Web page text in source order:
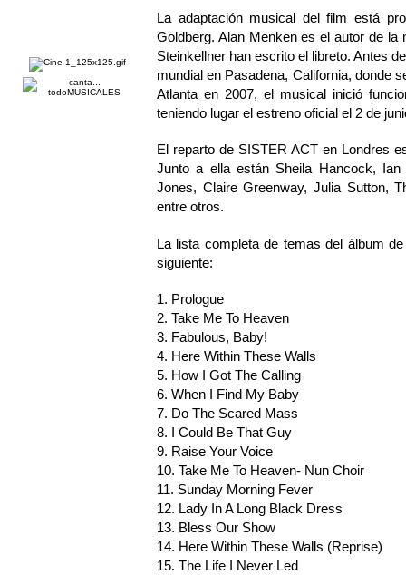
La adaptación musical del film está
Goldberg. Alan Menken es el autor de
Steinkellner han escrito el libreto. Antes
mundial en Pasadena, California, donde
Atlanta en 2007, el musical inició
teniendo lugar el estreno oficial el 2 de
El reparto de SISTER ACT en Londres
Junto a ella están Sheila Hancock,
Jones, Claire Greenway, Julia Sutton,
entre otros.
La lista completa de temas del álbum
siguiente:
1. Prologue
2. Take Me To Heaven
3. Fabulous, Baby!
4. Here Within These Walls
5. How I Got The Calling
6. When I Find My Baby
7. Do The Scared Mass
8. I Could Be That Guy
9. Raise Your Voice
10. Take Me To Heaven- Nun Choir
11. Sunday Morning Fever
12. Lady In A Long Black Dress
13. Bless Our Show
14. Here Within These Walls (Reprise)
15. The Life I Never Led